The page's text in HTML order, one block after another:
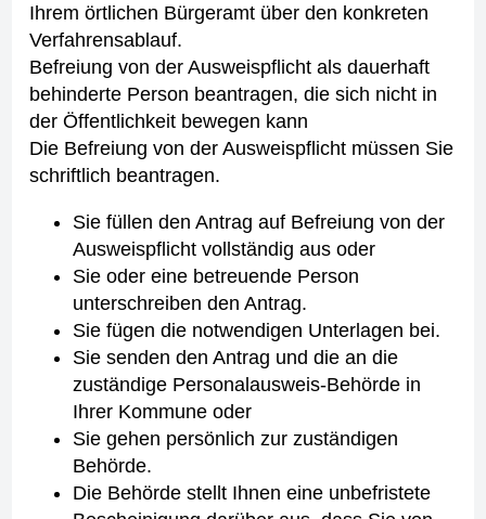
Ihrem örtlichen Bürgeramt über den konkreten
Verfahrensablauf.
Befreiung von der Ausweispflicht als dauerhaft
behinderte Person beantragen, die sich nicht in
der Öffentlichkeit bewegen kann
Die Befreiung von der Ausweispflicht müssen Sie
schriftlich beantragen.
Sie füllen den Antrag auf Befreiung von der
Ausweispflicht vollständig aus oder
Sie oder eine betreuende Person
unterschreiben den Antrag.
Sie fügen die notwendigen Unterlagen bei.
Sie senden den Antrag und die an die
zuständige Personalausweis-Behörde in
Ihrer Kommune oder
Sie gehen persönlich zur zuständigen
Behörde.
Die Behörde stellt Ihnen eine unbefristete